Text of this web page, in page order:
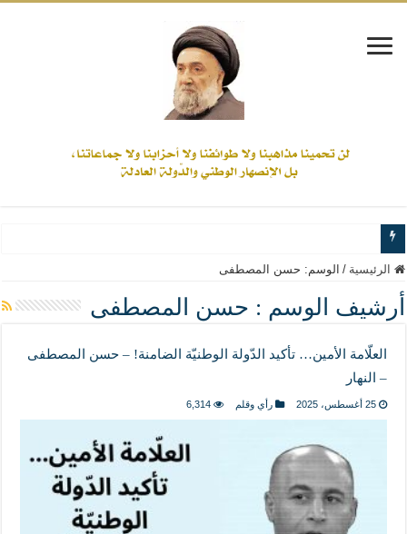
www.alamine.net
مواقف وآراء العلاّمة السيد علي الأمين من الأحداث والقضايا - اضغط للاطلاع
إذا كان التسنن هو الإيمان بسنة رسول الله ( صلى الله عليه وآله) فكلّ
علاقات المذاهب والأديان لا يجوز أن تكون على حساب الأوطان
لن تحمينا مذاهبنا ولا طوائفنا ولا أحزابنا ولا جماعاتنا، بل الإنصهار الوطني والدولة
المذاهب ليست قدرًا لا يمكن تجاوزه
ليست المنفعة تأتي من إسلامية النّظام كما لا تأتي المضرة من مسيحية النظام
المتهاون بوطنه متهاون بدينه حتماً
نسج العلاقة مع الآخر تكون من خلال منظومة القيم و المبادئ الانسانية التي تجعل
الرئيسية / الوسم: حسن المصطفى
أرشيف الوسم : حسن المصطفى
العلّامة الأمين… تأكيد الدّولة الوطنيّة الضامنة! – حسن المصطفى
– النهار
25 أغسطس، 2025 رأي وقلم 6,314